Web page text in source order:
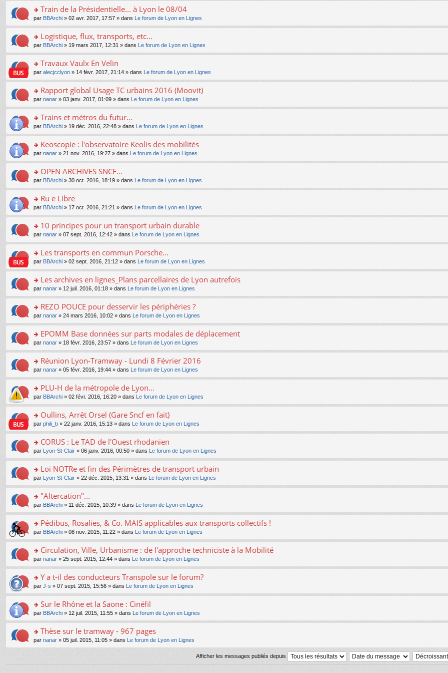
e
nt
s
ré
c
e
nt
le
pl
u
s
ré
c
e
nt
n
n
le
pl
u
s
ré
c
e
nt
a
g
e
n
n
le
pl
u
s
ré
c
e
nt
le
m
e
s
a
g
e
n
n
le
pl
u
s
ré
c
e
nt
s
ult
er
le
m
e
s
a
g
e
n
n
le
pl
u
s
ré
c
e
nt
o
n
s
ult
er
le
m
e
s
a
g
e
n
n
le
pl
u
s
ré
c
e
nt
Train de la Présidentielle... à Lyon le 08/04
par BBArchi » 02 avr. 2017, 17:57 » dans Le forum de Lyon en Lignes
o
n
s
ult
er
le
m
e
s
a
g
e
n
n
le
pl
u
s
ré
c
e
nt
Logistique, flux, transports, etc...
par BBArchi » 19 mars 2017, 12:31 » dans Le forum de Lyon en Lignes
o
n
s
ult
er
le
m
e
s
a
g
e
n
n
le
pl
u
s
ré
c
e
nt
Travaux Vaulx En Velin
par alecjcclyon » 14 févr. 2017, 21:14 » dans Le forum de Lyon en Lignes
o
n
s
ult
er
le
m
e
s
a
g
e
n
n
le
pl
u
s
ré
c
e
nt
Rapport global Usage TC urbains 2016 (Moovit)
par nanar » 03 janv. 2017, 01:09 » dans Le forum de Lyon en Lignes
o
n
s
ult
er
le
m
e
s
a
g
e
n
n
le
pl
u
s
ré
c
e
nt
Trains et métros du futur...
par BBArchi » 19 déc. 2016, 22:48 » dans Le forum de Lyon en Lignes
o
n
s
ult
er
le
m
e
s
a
g
e
n
n
le
pl
u
s
ré
c
e
nt
Keoscopie : l'observatoire Keolis des mobilités
par nanar » 21 nov. 2016, 19:27 » dans Le forum de Lyon en Lignes
o
n
s
ult
er
le
m
e
s
a
g
e
n
n
le
pl
u
s
ré
c
e
nt
OPEN ARCHIVES SNCF...
par BBArchi » 30 oct. 2016, 18:19 » dans Le forum de Lyon en Lignes
o
n
s
ult
er
le
m
e
s
a
g
e
n
n
le
pl
u
s
ré
c
e
nt
Ru e Libre
par BBArchi » 17 oct. 2016, 21:21 » dans Le forum de Lyon en Lignes
o
n
s
ult
er
le
m
e
s
a
g
e
n
n
le
pl
u
s
ré
c
e
nt
10 principes pour un transport urbain durable
par nanar » 07 sept. 2016, 12:42 » dans Le forum de Lyon en Lignes
o
n
s
ult
er
le
m
e
s
a
g
e
n
n
le
pl
u
s
ré
c
e
nt
Les transports en commun Porsche...
par BBArchi » 02 sept. 2016, 21:12 » dans Le forum de Lyon en Lignes
o
n
s
ult
er
le
m
e
s
a
g
e
n
n
le
pl
u
s
ré
c
e
nt
Les archives en lignes_Plans parcellaires de Lyon autrefois
par nanar » 12 juil. 2016, 01:18 » dans Le forum de Lyon en Lignes
o
n
s
ult
er
le
m
e
s
a
g
e
n
n
le
pl
u
s
ré
c
e
nt
REZO POUCE pour desservir les périphéries ?
par nanar » 24 mars 2016, 10:02 » dans Le forum de Lyon en Lignes
o
n
s
ult
er
le
m
e
s
a
g
e
n
n
le
pl
u
s
ré
c
e
nt
EPOMM Base données sur parts modales de déplacement
par nanar » 18 févr. 2016, 23:57 » dans Le forum de Lyon en Lignes
o
n
s
ult
er
le
m
e
s
a
g
e
n
n
le
pl
u
s
ré
c
e
nt
Réunion Lyon-Tramway - Lundi 8 Février 2016
par nanar » 05 févr. 2016, 19:44 » dans Le forum de Lyon en Lignes
o
n
s
ult
er
le
m
e
s
a
g
e
n
n
le
pl
u
s
ré
c
e
nt
PLU-H de la métropole de Lyon...
par BBArchi » 02 févr. 2016, 16:20 » dans Le forum de Lyon en Lignes
o
n
s
ult
er
le
m
e
s
a
g
e
n
n
le
pl
u
s
ré
c
e
nt
Oullins, Arrêt Orsel (Gare Sncf en fait)
par phili_b » 22 janv. 2016, 15:13 » dans Le forum de Lyon en Lignes
o
n
s
ult
er
le
m
e
s
a
g
e
n
n
le
pl
u
s
ré
c
e
nt
CORUS : Le TAD de l'Ouest rhodanien
par Lyon-St-Clair » 06 janv. 2016, 00:50 » dans Le forum de Lyon en Lignes
o
n
s
ult
er
le
m
e
s
a
g
e
n
n
le
pl
u
s
ré
c
Loi NOTRe et fin des Périmètres de transport urbain
par Lyon-St-Clair » 22 déc. 2015, 13:31 » dans Le forum de Lyon en Lignes
o
n
s
ult
er
le
m
e
s
a
g
e
n
n
le
pl
u
ré
"Altercation"...
par BBArchi » 11 déc. 2015, 10:39 » dans Le forum de Lyon en Lignes
o
n
s
ult
er
le
m
e
s
a
g
e
n
n
Pédibus, Rosalies, & Co. MAIS applicables aux transports collectifs !
par BBArchi » 08 nov. 2015, 11:22 » dans Le forum de Lyon en Lignes
o
n
s
ult
er
le
m
e
s
a
g
e
o
Circulation, Ville, Urbanisme : de l'approche techniciste à la Mobilité
par nanar » 25 sept. 2015, 12:44 » dans Le forum de Lyon en Lignes
o
n
s
ult
er
le
m
e
s
Y a t-il des conducteurs Transpole sur le forum?
par J-s » 07 sept. 2015, 15:56 » dans Le forum de Lyon en Lignes
o
n
s
ult
er
e
Sur le Rhône et la Saone : Cinéfil
par BBArchi » 12 juil. 2015, 11:55 » dans Le forum de Lyon en Lignes
o
n
ult
Thèse sur le tramway - 967 pages
par nanar » 05 juil. 2015, 11:05 » dans Le forum de Lyon en Lignes
Afficher les messages publiés depuis